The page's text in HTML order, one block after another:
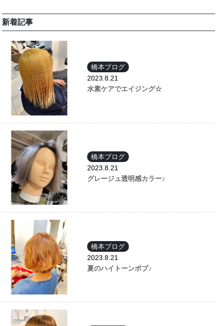
新着記事
橋本ブログ
2023.8.21
水素ケアでエイジング☆
橋本ブログ
2023.8.21
グレージュ透明感カラー♪
橋本ブログ
2023.8.21
夏のハイトーンボブ♪